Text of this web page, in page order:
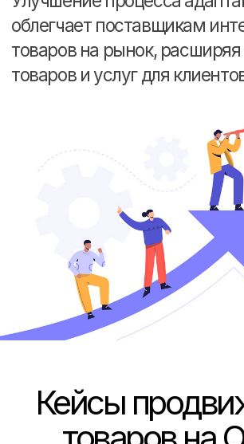
Заказать
Выбор клиентов
Тариф стандарт
Все работы тарифа «Базовый» +
продвижение товаров через рекламный
кабинет маркетплейса
Корректировка
семантического ядра
Анализ и создание сегментов
аудиторий
Ведение рекламных
кампаний
Подготовка баннеров